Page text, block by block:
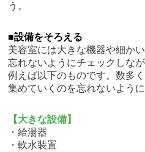
う。
■設備をそろえる
美容室には大きな機器や細か
忘れないようにチェックしな
例えば以下のものです。数多
集めていくのを忘れないように
【大きな設備】
・給湯器
・軟水装置